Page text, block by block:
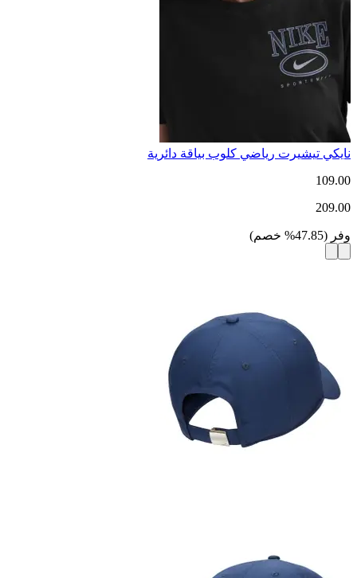
نايكي تيشيرت رياضي كلوب بياقة دائرية
109.00
209.00
وفر (
47.85
% خصم)